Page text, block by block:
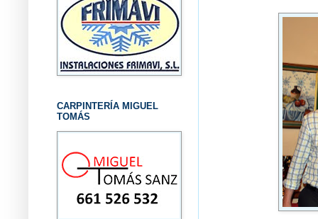
CARPINTERÍA MIGUEL
TOMÁS